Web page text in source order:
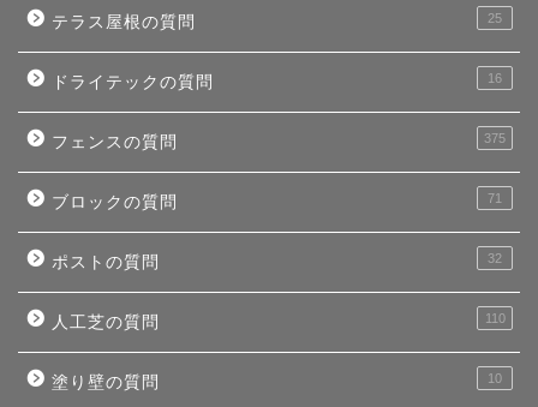
テラス屋根の質問 25
ドライテックの質問 16
フェンスの質問 375
ブロックの質問 71
ポストの質問 32
人工芝の質問 110
塗り壁の質問 10